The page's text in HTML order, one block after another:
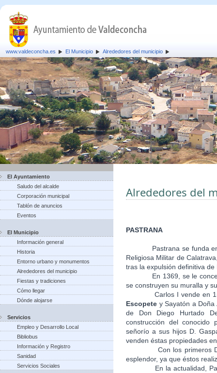
www.valdeconcha.es El Municipio Alrededores del municipio
El Ayuntamiento
Saludo del alcalde
Corporación municipal
Tablón de anuncios
Eventos
El Municipio
Información general
Historia
Entorno urbano y monumentos
Alrededores del municipio
Fiestas y tradiciones
Cómo llegar
Dónde alojarse
Servicios
Empleo y Desarrollo Local
Bibliobus
Información y Registro
Sanidad
Servicios Sociales
Alrededores del
PASTRANA
Pastrana se funda
Religiosa Militar de
tras la expulsión definitiva de
En 1369, se le concede
se construyen su muralla y
Carlos I vende en
Escopete y Sayatón a
de Don Diego Hurtado
construcción del conocido
señorío a sus hijos D.
venden éstas propiedades
Con los primeros
esplendor, ya que éstos
En la actualidad,